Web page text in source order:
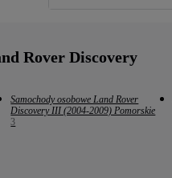
Rover Discovery
Samochody osobowe Land Rover
Discovery III (2004-2009) Pomorskie
3